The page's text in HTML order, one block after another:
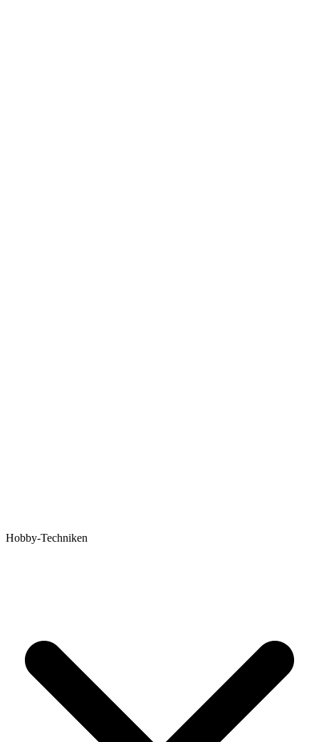
Hobby-Techniken